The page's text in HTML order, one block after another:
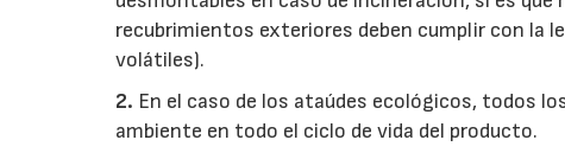
recubrimientos exteriores deben cumplir con la
volátiles).
2. En el caso de los ataúdes ecológicos, todos
ambiente en todo el ciclo de vida del producto.